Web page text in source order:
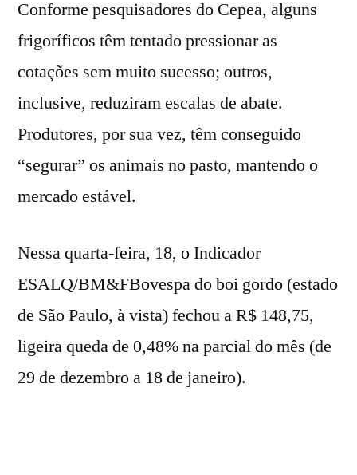
Conforme pesquisadores do Cepea, alguns
frigoríficos têm tentado pressionar as
cotações sem muito sucesso; outros,
inclusive, reduziram escalas de abate.
Produtores, por sua vez, têm conseguido
“segurar” os animais no pasto, mantendo o
mercado estável.
Nessa quarta-feira, 18, o Indicador
ESALQ/BM&FBovespa do boi gordo (estado
de São Paulo, à vista) fechou a R$ 148,75,
ligeira queda de 0,48% na parcial do mês (de
29 de dezembro a 18 de janeiro).